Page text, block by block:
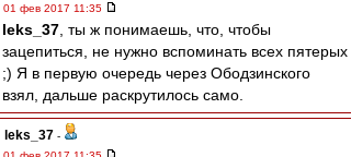
01 фев 2017 11:35
leks_37 , ты ж понимаешь, что, чтобы
зацепиться, не нужно вспоминать всех пятерых
;) Я в первую очередь через Ободзинского
взял, дальше раскрутилось само.
leks_37 -